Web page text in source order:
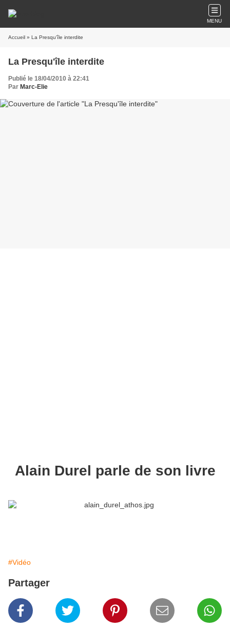
MENU
Accueil » La Presqu'île interdite
La Presqu'île interdite
Publié le 18/04/2010 à 22:41
Par Marc-Elie
Alain Durel parle de son livre
#Vidéo
Partager